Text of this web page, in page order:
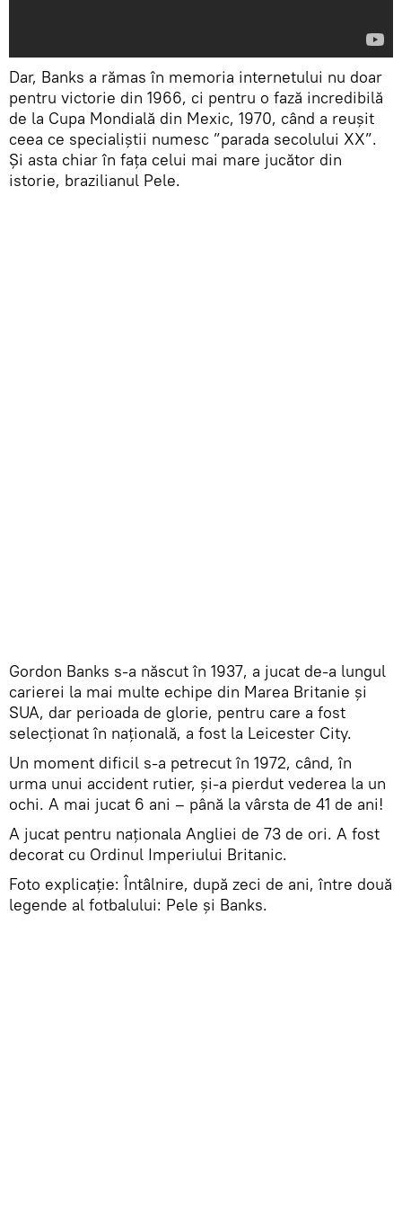
Dar, Banks a rămas în memoria internetului nu doar
pentru victorie din 1966, ci pentru o fază incredibilă
de la Cupa Mondială din Mexic, 1970, când a reușit
ceea ce specialiștii numesc ”parada secolului XX”.
Și asta chiar în fața celui mai mare jucător din
istorie, brazilianul Pele.
Gordon Banks s-a născut în 1937, a jucat de-a lungul
carierei la mai multe echipe din Marea Britanie și
SUA, dar perioada de glorie, pentru care a fost
selecționat în națională, a fost la Leicester City.
Un moment dificil s-a petrecut în 1972, când, în
urma unui accident rutier, şi-a pierdut vederea la un
ochi. A mai jucat 6 ani – până la vârsta de 41 de ani!
A jucat pentru naționala Angliei de 73 de ori. A fost
decorat cu Ordinul Imperiului Britanic.
Foto explicație: Întâlnire, după zeci de ani, între două
legende al fotbalului: Pele și Banks.